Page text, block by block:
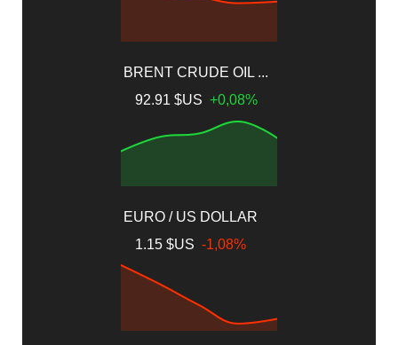
BRENT CRUDE OIL ...
92.91 $US +0,08%
EURO / US DOLLAR
1.15 $US -1,08%